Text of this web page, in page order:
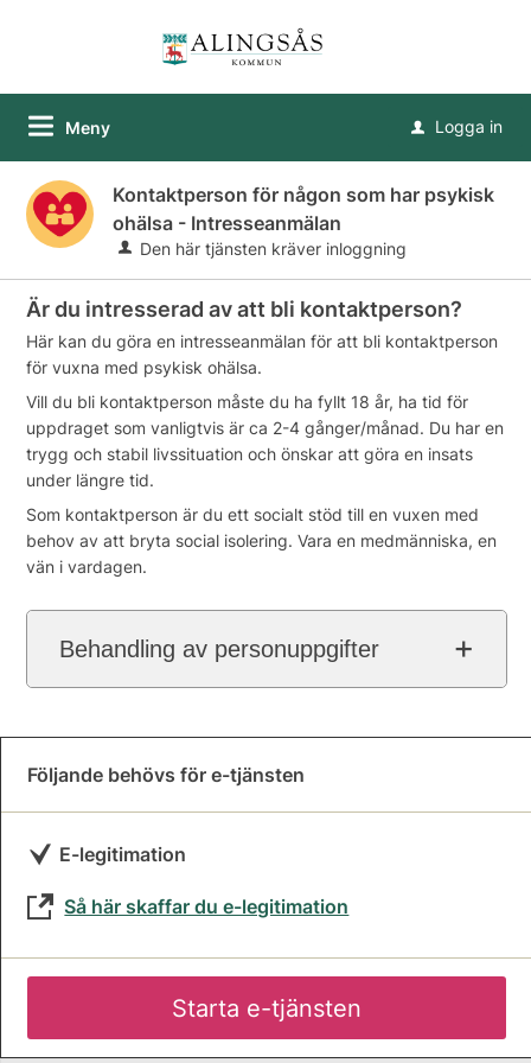
Meny u Logga in
Kontaktperson för någon som har psykisk
ohälsa - Intresseanmälan
Den här tjänsten kräver inloggning
Är du intresserad av att bli kontaktperson?
Här kan du göra en intresseanmälan för att bli kontaktperson
för vuxna med psykisk ohälsa.
Vill du bli kontaktperson måste du ha fyllt 18 år, ha tid för
uppdraget som vanligtvis är ca 2-4 gånger/månad. Du har en
trygg och stabil livssituation och önskar att göra en insats
under längre tid.
Som kontaktperson är du ett socialt stöd till en vuxen med
behov av att bryta social isolering. Vara en medmänniska, en
vän i vardagen.
Behandling av personuppgifter
Följande behövs för e-tjänsten
E-legitimation
Så här skaffar du e-legitimation
Starta e-tjänsten